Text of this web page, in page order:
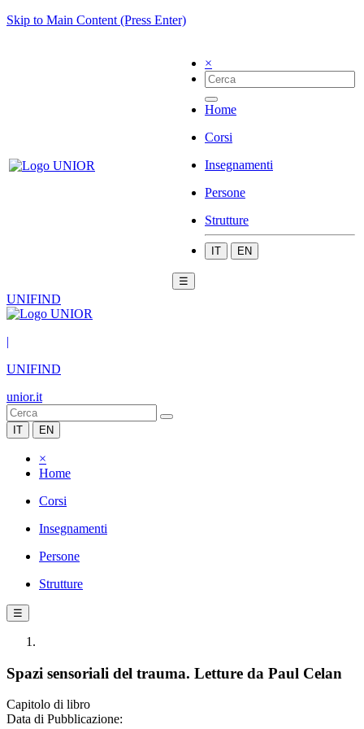
Skip to Main Content (Press Enter)
×
Home
Corsi
Insegnamenti
Persone
Strutture
IT EN
☰
UNIFIND
|
UNIFIND
unior.it
IT EN
×
Home
Corsi
Insegnamenti
Persone
Strutture
☰
Spazi sensoriali del trauma. Letture da Paul Celan
Capitolo di libro
Data di Pubblicazione: